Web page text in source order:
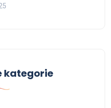
kategorie